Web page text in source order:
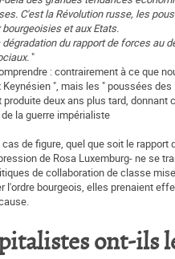
C'est la Révolution russe, les
et aux Etats.
dégradation du rapport de forces au
"
: contrairement à ce que
", mais les " poussées
deux ans plus tard, donnant
la guerre impérialiste
de figure, quel que soit le
de Rosa Luxemburg- ne se
de collaboration de classe
l'ordre bourgeois, elles prenaient
ont-ils